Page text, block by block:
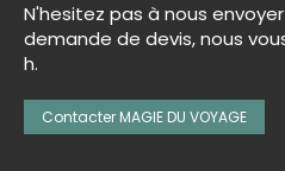
N'hesitez pas à nous
demande de devis, nous
h.
Contacter MAGIE DU VOYAGE